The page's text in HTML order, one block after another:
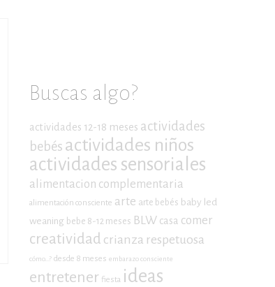
Buscas algo?
actividades 12-18 meses actividades
bebés actividades niños
actividades sensoriales
alimentacion complementaria
alimentación consciente arte arte bebés baby led
weaning bebe 8-12 meses BLW casa comer
creatividad crianza respetuosa
cómo...? desde 8 meses embarazo consciente
entretener fiesta ideas